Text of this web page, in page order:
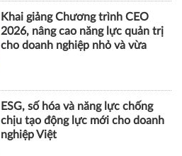
Khai giảng Chương trình CEO
2026, nâng cao năng lực quản trị
cho doanh nghiệp nhỏ và vừa
ESG, số hóa và năng lực chống
chịu tạo động lực mới cho doanh
nghiệp Việt